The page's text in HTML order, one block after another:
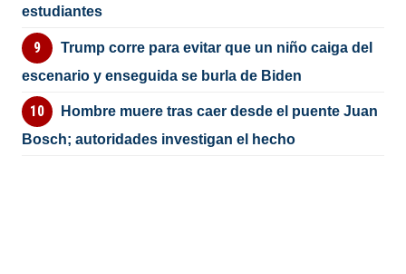
estudiantes
Trump corre para evitar que un niño caiga del
escenario y enseguida se burla de Biden
Hombre muere tras caer desde el puente Juan
Bosch; autoridades investigan el hecho